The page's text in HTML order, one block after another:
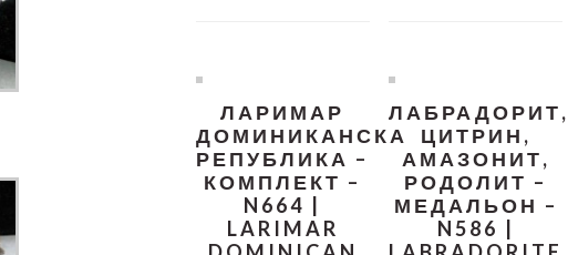
ЛАРИМАР
ДОМИНИКАНСКА
РЕПУБЛИКА –
КОМПЛЕКТ –
N664 |
LARIMAR
ЛАБРАДОРИТ,
ЦИТРИН,
АМАЗОНИТ,
РОДОЛИТ –
МЕДАЛЬОН –
N586 |